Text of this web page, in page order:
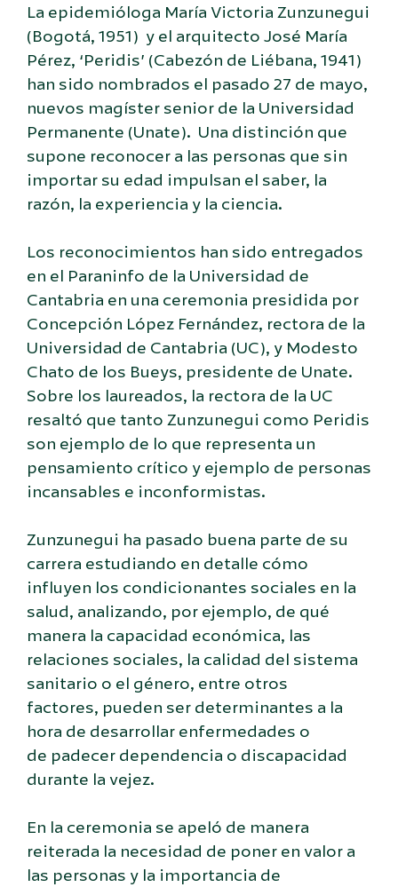
La epidemióloga María Victoria Zunzunegui
(Bogotá, 1951) y el arquitecto José María
Pérez, ‘Peridis’ (Cabezón de Liébana, 1941)
han sido nombrados el pasado 27 de mayo,
nuevos magíster senior de la Universidad
Permanente (Unate). Una distinción que
supone reconocer a las personas que sin
importar su edad impulsan el saber, la
razón, la experiencia y la ciencia.
Los reconocimientos han sido entregados
en el Paraninfo de la Universidad de
Cantabria en una ceremonia presidida por
Concepción López Fernández, rectora de la
Universidad de Cantabria (UC), y Modesto
Chato de los Bueys, presidente de Unate.
Sobre los laureados, la rectora de la UC
resaltó que tanto Zunzunegui como Peridis
son ejemplo de lo que representa un
pensamiento crítico y ejemplo de personas
incansables e inconformistas.
Zunzunegui ha pasado buena parte de su
carrera estudiando en detalle cómo
influyen los condicionantes sociales en la
salud, analizando, por ejemplo, de qué
manera la capacidad económica, las
relaciones sociales, la calidad del sistema
sanitario o el género, entre otros
factores, pueden ser determinantes a la
hora de desarrollar enfermedades o
de padecer dependencia o discapacidad
durante la vejez.
En la ceremonia se apeló de manera
reiterada la necesidad de poner en valor a
las personas y la importancia de